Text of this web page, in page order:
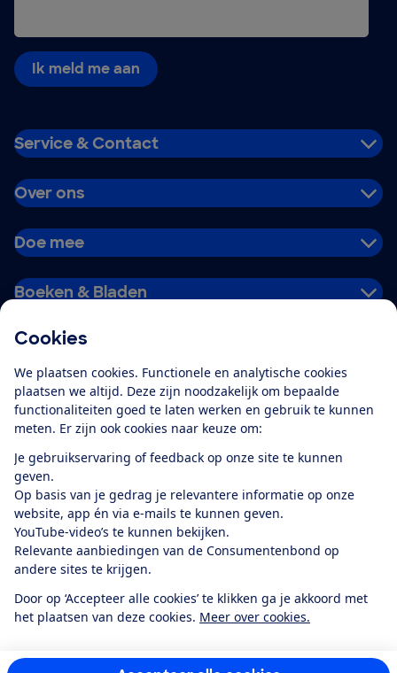
Cookies
We plaatsen cookies. Functionele en analytische cookies
plaatsen we altijd. Deze zijn noodzakelijk om bepaalde
functionaliteiten goed te laten werken en gebruik te kunnen
meten. Er zijn ook cookies naar keuze om:
Je gebruikservaring of feedback op onze site te kunnen
geven.
Op basis van je gedrag je relevantere informatie op onze
website, app én via e-mails te kunnen geven.
YouTube-video’s te kunnen bekijken.
Relevante aanbiedingen van de Consumentenbond op
andere sites te krijgen.
Door op ‘Accepteer alle cookies’ te klikken ga je akkoord met
het plaatsen van deze cookies. Meer over cookies.
Ik meld me aan
Service & Contact
Over ons
Doe mee
Boeken & Bladen
Alles over de
app
Algemene Voorwaarden
Privacyverklaring
Cookiebeleid
Privacyvoorkeuren
Toegankelijkheid
RSS-feed nieuws
Facebook
TwitterInstagram
YoutubeLinkedIn
12.901consumentenbeoordelen de Consumentenbondmet gemiddeld